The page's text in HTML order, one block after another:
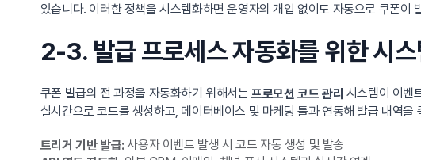
있습니다. 이러한 정책을 시스템화하면 운영자의 개입 없이도 자동으로 쿠폰이
2-3. 발급 프로세스 자동화를 위한 시
쿠폰 발급의 전 과정을 자동화하기 위해서는프로모션 코드 관리 시스템이 이벤
실시간으로 코드를 생성하고, 데이터베이스 및 마케팅 툴과 연동해 발급 내역을
트리거 기반 발급:사용자 이벤트 발생 시 코드 자동 생성 및 발송